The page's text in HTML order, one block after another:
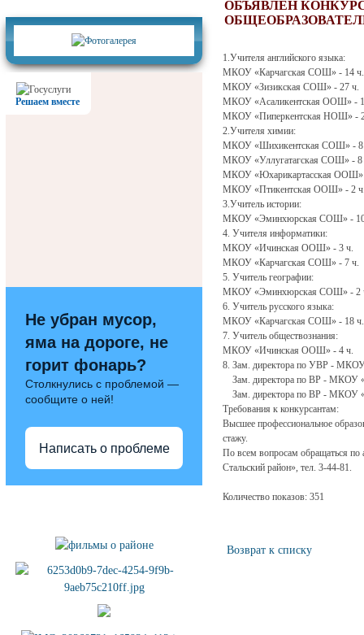
Решаем вместе
Не убран мусор,
яма на дороге, не
горит фонарь?
Столкнулись с проблемой —
сообщите о ней!
Написать о проблеме
ОБЪЯВЛЕН
1.Учителя английского языка:
МКОУ «Карчагская СОШ» - 14 ч.
МКОУ «Зизикская СОШ» - 27 ч.
МКОУ «Асаликентская ООШ» -
МКОУ «Пиперкентская НОШ» -
2.Учителя химии:
МКОУ «Шихикентская СОШ» - 8
МКОУ «Уллугатагская СОШ» - 8
МКОУ «Юхарикартасская ООШ»
МКОУ «Птикентская ООШ» - 2
3.Учитель истории:
МКОУ «Эминхюрская СОШ» -
4. Учителя информатики:
МКОУ «Ичинская ООШ» - 3 ч.
МКОУ «Карчагская СОШ» - 7 ч.
5. Учитель географии:
МКОУ «Эминхюрская СОШ» - 2
6. Учитель русского языка:
МКОУ «Карчагская СОШ» - 18 ч.
7. Учитель обществознания:
МКОУ «Ичинская ООШ» - 4 ч.
8. Зам. директора по УВР -
Зам. директора по ВР - МКОУ
Зам. директора по ВР - МКОУ
Требования к конкурсантам:
Высшее профессиональное
стажу.
По всем вопросам обращаться по
Стальский район», тел. 3-44-81.
Количество показов: 351
Возврат к списку